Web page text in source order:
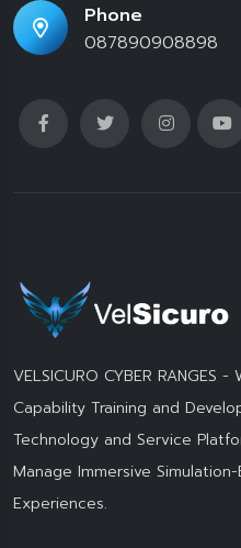
Phone
087890908898
VELSICURO CYBER RANGES
Capability Training and
Technology and Service
Manage Immersive
Experiences.